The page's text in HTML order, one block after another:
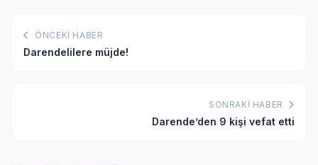
ÖNCEKI HABER
Darendelilere müjde!
SONRAKI HABER
Darende’den 9 kişi vefat etti